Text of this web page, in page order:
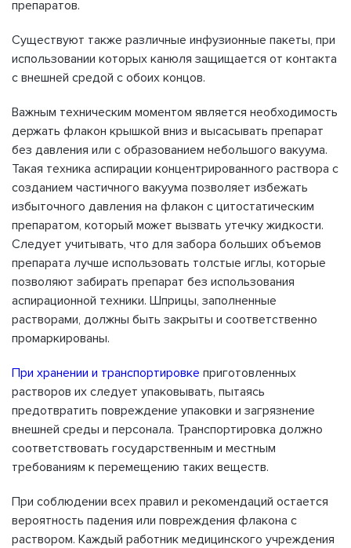
препаратов.
Существуют также различные инфузионные пакеты, при
использовании которых канюля защищается от контакта
с внешней средой с обоих концов.
Важным техническим моментом является необходимость
держать флакон крышкой вниз и высасывать препарат
без давления или с образованием небольшого вакуума.
Такая техника аспирации концентрированного раствора с
созданием частичного вакуума позволяет избежать
избыточного давления на флакон с цитостатическим
препаратом, который может вызвать утечку жидкости.
Следует учитывать, что для забора больших объемов
препарата лучше использовать толстые иглы, которые
позволяют забирать препарат без использования
аспирационной техники. Шприцы, заполненные
растворами, должны быть закрыты и соответственно
промаркированы.
При хранении и транспортировке приготовленных
растворов их следует упаковывать, пытаясь
предотвратить повреждение упаковки и загрязнение
внешней среды и персонала. Транспортировка должно
соответствовать государственным и местным
требованиям к перемещению таких веществ.
При соблюдении всех правил и рекомендаций остается
вероятность падения или повреждения флакона с
раствором. Каждый работник медицинского учреждения